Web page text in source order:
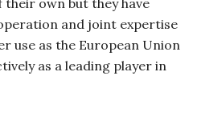
own but they have
and joint expertise
use as the European Union
as a leading player in